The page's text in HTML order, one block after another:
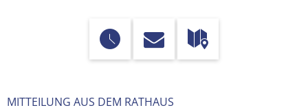
MITTEILUNG AUS DEM RATHAUS